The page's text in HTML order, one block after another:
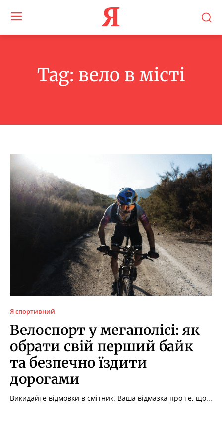
Я
Tag: вело в місті
Я спортивний
Велоспорт у мегаполісі: як
обрати свій перший байк
та безпечно їздити
дорогами
Викидайте відмовки в смітник. Ваша відмазка про те, що...